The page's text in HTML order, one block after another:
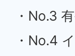
・No.3
・No.4